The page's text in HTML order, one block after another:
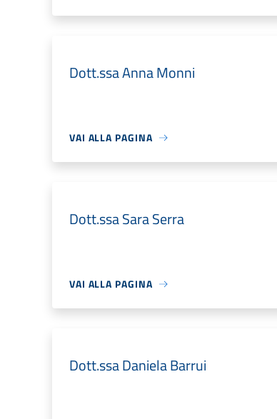
Dott.ssa Anna Monni
VAI ALLA PAGINA
Dott.ssa Sara Serra
VAI ALLA PAGINA
Dott.ssa Daniela Barrui